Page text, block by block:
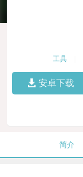
工具
安卓下载
简介